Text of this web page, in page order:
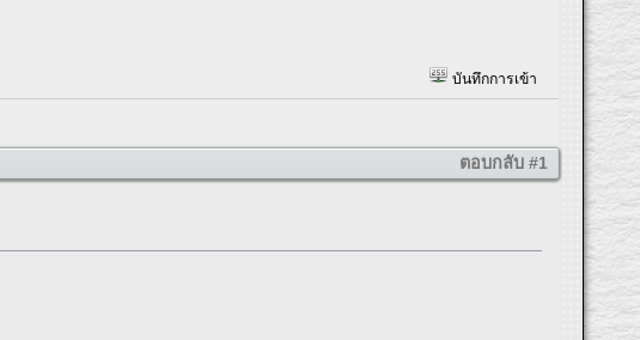
บันทึกการเข้า
ตอบกลับ #1